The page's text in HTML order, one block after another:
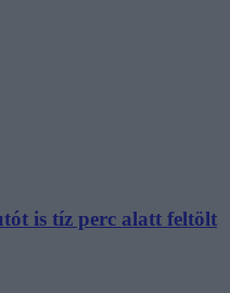
is tíz perc alatt feltölt